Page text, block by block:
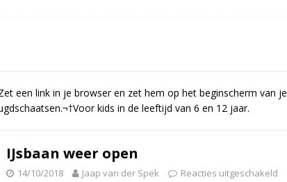
een link in je browser en zet hem op het beginscherm van je
kids in de leeftijd van 6 en 12 jaar.
IJsbaan weer open
14/10/2018 Jaap van der Spek Reacties uitgeschakeld